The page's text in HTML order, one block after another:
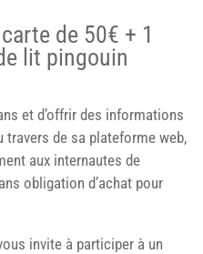
de 50€ + 1
lit pingouin
et d’offrir des informations
travers de sa plateforme web,
aux internautes de
obligation d’achat pour
invite à participer à un